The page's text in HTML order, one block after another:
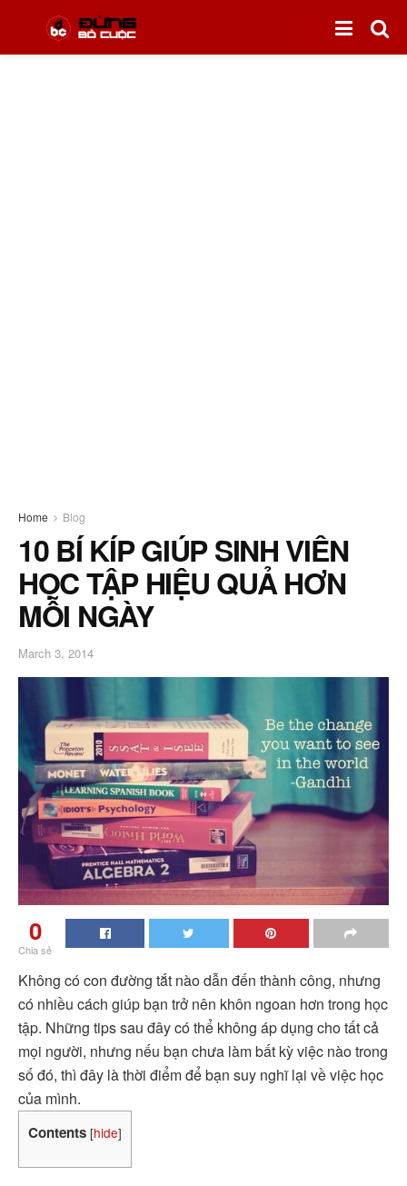
Home Blog
10 BÍ KÍP GIÚP SINH VIÊN
HỌC TẬP HIỆU QUẢ HƠN
MỖI NGÀY
March 3, 2014
0
Chia sẻ
Không có con đường tắt nào dẫn đến thành công, nhưng
có nhiều cách giúp bạn trở nên khôn ngoan hơn trong học
tập. Những tips sau đây có thể không áp dụng cho tất cả
mọi người, nhưng nếu bạn chưa làm bất kỳ việc nào trong
số đó, thì đây là thời điểm để bạn suy nghĩ lại về việc học
của mình.
Contents [hide]